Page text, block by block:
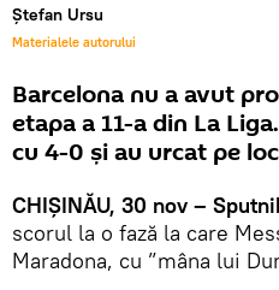
Ștefan Ursu
Materialele autorului
Barcelona nu a avut
etapa a 11-a din La
cu 4-0 și au urcat pe
CHIȘINĂU, 30 nov –
scorul la o fază la care
Maradona, cu ”mâna lui